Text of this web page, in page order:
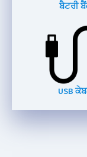
ਬੈਟਰੀ
USB